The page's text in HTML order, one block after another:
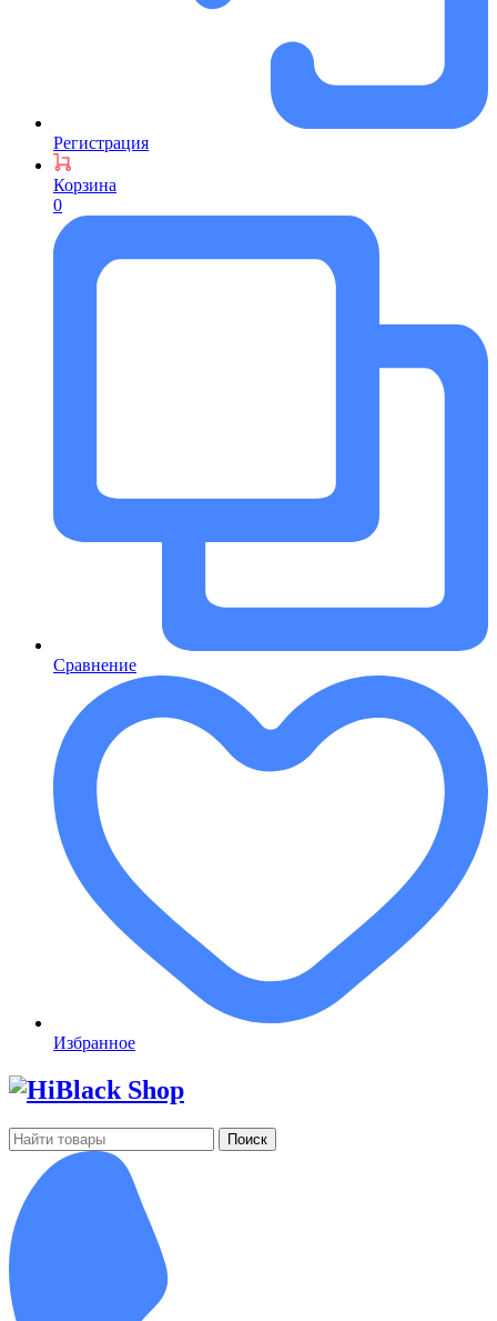
Регистрация
Корзина
0
Сравнение
Избранное
Поиск